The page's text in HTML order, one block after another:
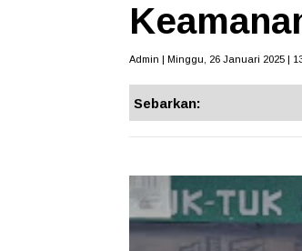
Admin | Minggu, 26 Januari 2025 |
Sebarkan: